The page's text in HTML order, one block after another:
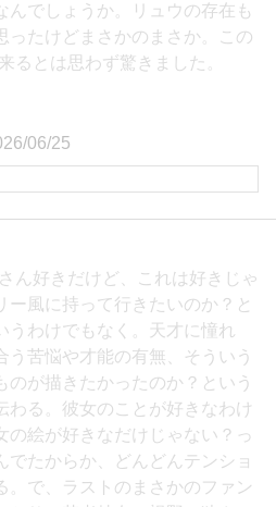
んでしょうか。リュウの存在も
ったけどまさかのまさか。この
るとは思わず驚きました。
06/25
ん好きだけど、これは好きじゃ
ー風に持って行きたいのか？と
うわけでもなく。天才に憧れ
う苦悩や才能の有無、そういう
のが描きたかったのか？という
わる。彼女のことが好きなわけ
の絵が好きなだけじゃない？っ
でたからか、どんどんテンショ
。で、ラストのまさかのファン